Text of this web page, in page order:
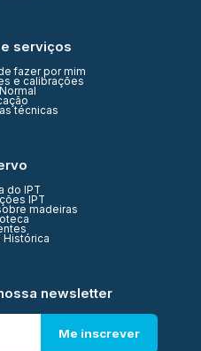
serviços
fazer por mim
e calibrações
técnicas
do IPT
IPT
madeiras
Histórica
newsletter
Me inscrever